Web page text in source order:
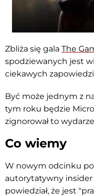
Zbliża się gala The
spodziewanych jest
ciekawych
Być może jednym z
tym roku będzie
zignorował to
Co wiemy
W nowym odcinku
autorytatywny insider
powiedział, że jest